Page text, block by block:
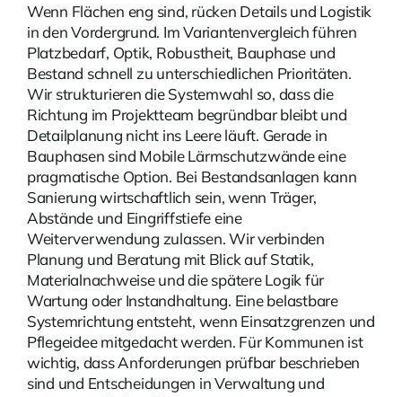
Wenn Flächen eng sind, rücken Details und Logistik
in den Vordergrund. Im Variantenvergleich führen
Platzbedarf, Optik, Robustheit, Bauphase und
Bestand schnell zu unterschiedlichen Prioritäten.
Wir strukturieren die Systemwahl so, dass die
Richtung im Projektteam begründbar bleibt und
Detailplanung nicht ins Leere läuft. Gerade in
Bauphasen sind Mobile Lärmschutzwändeeine
pragmatische Option. Bei Bestandsanlagen kann
Sanierung wirtschaftlich sein, wenn Träger,
Abstände und Eingriffstiefe eine
Weiterverwendung zulassen. Wir verbinden
Planung und Beratung mit Blick auf Statik,
Materialnachweise und die spätere Logik für
Wartung oder Instandhaltung. Eine belastbare
Systemrichtung entsteht, wenn Einsatzgrenzen und
Pflegeidee mitgedacht werden. Für Kommunen ist
wichtig, dass Anforderungen prüfbar beschrieben
sind und Entscheidungen in Verwaltung und